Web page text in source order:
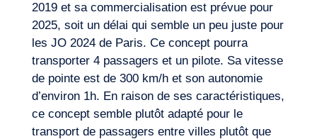
2019 et sa commercialisation est prévue pour
2025, soit un délai qui semble un peu juste pour
les JO 2024 de Paris. Ce concept pourra
transporter 4 passagers et un pilote. Sa vitesse
de pointe est de 300 km/h et son autonomie
d’environ 1h. En raison de ses caractéristiques,
ce concept semble plutôt adapté pour le
transport de passagers entre villes plutôt que